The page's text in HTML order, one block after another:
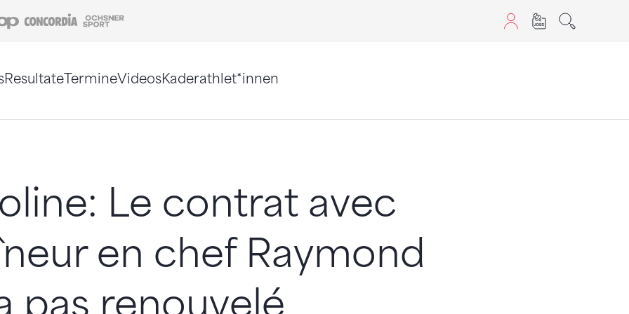
Coop Concordia
ResultateTermineVideosKaderathlet*innen
Le contrat avec
en chef Raymond
pas renouvelé